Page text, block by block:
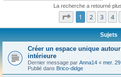
La recherche a retourné
Page 1sur20
1 2 3 4
Sujets
Créer un espace unique
intérieure
Dernier message par Anna14 « mer.
Publié dans Brico-didge